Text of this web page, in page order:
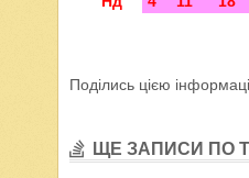
Поділись цією
ЩЕ ЗАПИСИ ПО